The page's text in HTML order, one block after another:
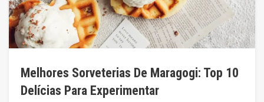
Melhores Sorveterias De Maragogi: Top 10
Delícias Para Experimentar